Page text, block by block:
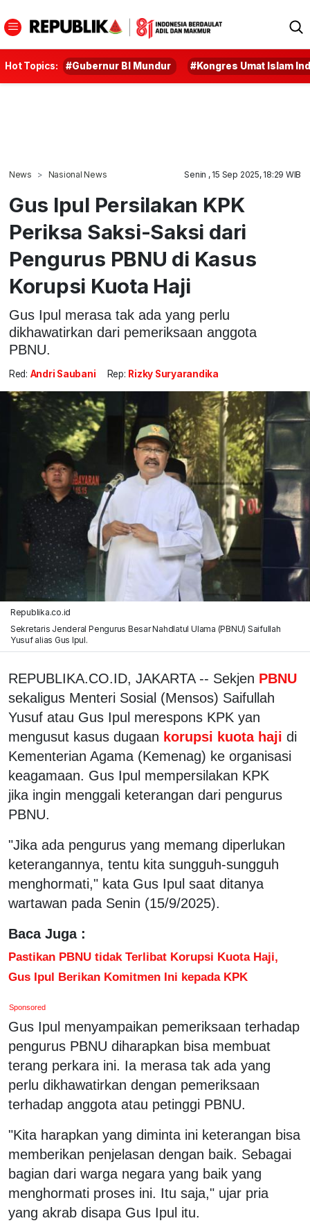
Hot Topics: #Gubernur BI Mundur #Kongres Umat Islam
News Nasional News Senin , 15 Sep 2025, 18:29 WIB
Gus Ipul Persilakan KPK
Periksa Saksi-Saksi dari
Pengurus PBNU di Kasus
Korupsi Kuota Haji
Gus Ipul merasa tak ada yang perlu
dikhawatirkan dari pemeriksaan anggota
PBNU.
Red: Andri Saubani Rep: Rizky Suryarandika
Republika.co.id
Sekretaris Jenderal Pengurus Besar Nahdlatul Ulama (PBNU) Saifullah
Yusuf alias Gus Ipul.
REPUBLIKA.CO.ID, JAKARTA -- Sekjen PBNU
sekaligus Menteri Sosial (Mensos) Saifullah
Yusuf atau Gus Ipul merespons KPK yan
mengusut kasus dugaan korupsi kuota haji di
Kementerian Agama (Kemenag) ke organisasi
keagamaan. Gus Ipul mempersilakan KPK
jika ingin menggali keterangan dari pengurus
PBNU.
"Jika ada pengurus yang memang diperlukan
keterangannya, tentu kita sungguh-sungguh
menghormati," kata Gus Ipul saat ditanya
wartawan pada Senin (15/9/2025).
Baca Juga :
Pastikan PBNU tidak Terlibat Korupsi Kuota Haji,
Gus Ipul Berikan Komitmen Ini kepada KPK
Sponsored
Gus Ipul menyampaikan pemeriksaan terhadap
pengurus PBNU diharapkan bisa membuat
terang perkara ini. Ia merasa tak ada yang
perlu dikhawatirkan dengan pemeriksaan
terhadap anggota atau petinggi PBNU.
"Kita harapkan yang diminta ini keterangan bisa
memberikan penjelasan dengan baik. Sebagai
bagian dari warga negara yang baik yang
menghormati proses ini. Itu saja," ujar pria
yang akrab disapa Gus Ipul itu.